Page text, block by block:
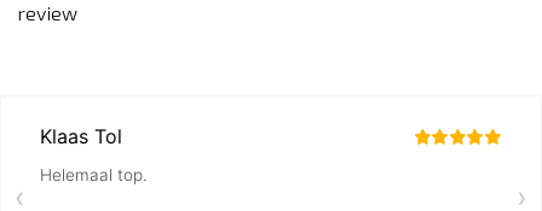
review